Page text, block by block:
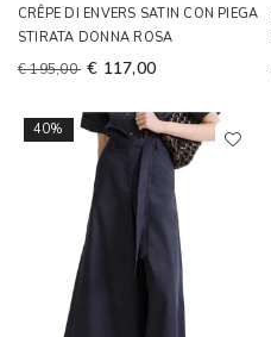
CRÊPE DI ENVERS SATIN CON PIEGA
STIRATA DONNA ROSA
€ 195,00 € 117,00
40%